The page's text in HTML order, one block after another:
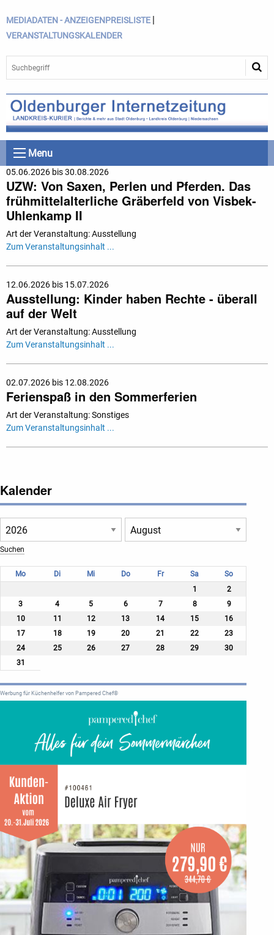
MEDIADATEN - ANZEIGENPREISLISTE |
VERANSTALTUNGSKALENDER
Menu
05.06.2026 bis 30.08.2026
UZW: Von Saxen, Perlen und Pferden. Das
frühmittelalterliche Gräberfeld von Visbek-
Uhlenkamp II
Art der Veranstaltung: Ausstellung
Zum Veranstaltungsinhalt ...
12.06.2026 bis 15.07.2026
Ausstellung: Kinder haben Rechte - überall
auf der Welt
Art der Veranstaltung: Ausstellung
Zum Veranstaltungsinhalt ...
02.07.2026 bis 12.08.2026
Ferienspaß in den Sommerferien
Art der Veranstaltung: Sonstiges
Zum Veranstaltungsinhalt ...
Kalender
Mo Di Mi Do Fr Sa
So
1
2
3
4 5 6 7 8
9
10
11 12 13 14 15
16
17
18 19 20 21 22
23
24
25 26 27 28 29
30
31
Werbung für Küchenhelfer von Pampered Chef®